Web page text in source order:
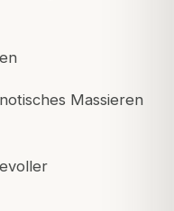
Massieren